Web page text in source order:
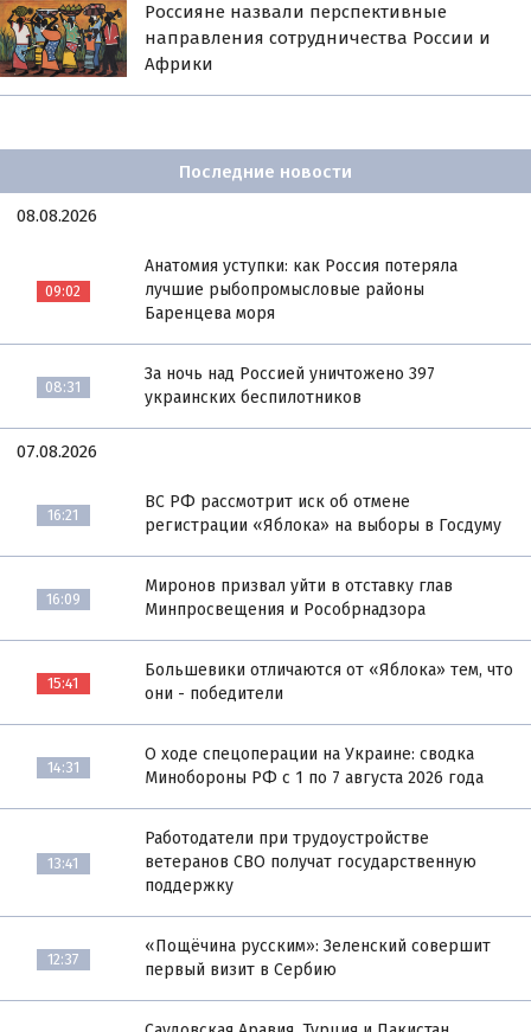
Россияне назвали перспективные
направления сотрудничества России и
Африки
Последние новости
08.08.2026
09:02
Анатомия уступки: как Россия потеряла
лучшие рыбопромысловые районы
Баренцева моря
08:31
За ночь над Россией уничтожено 397
украинских беспилотников
07.08.2026
16:21
ВС РФ рассмотрит иск об отмене
регистрации «Яблока» на выборы в Госдуму
16:09
Миронов призвал уйти в отставку глав
Минпросвещения и Рособрнадзора
15:41
Большевики отличаются от «Яблока» тем, что
они - победители
14:31
О ходе спецоперации на Украине: сводка
Минобороны РФ с 1 по 7 августа 2026 года
13:41
Работодатели при трудоустройстве
ветеранов СВО получат государственную
поддержку
12:37
«Пощёчина русским»: Зеленский совершит
первый визит в Сербию